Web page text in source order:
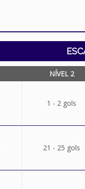
NÍVEL 2
1 - 2 gols
21 - 25 gols